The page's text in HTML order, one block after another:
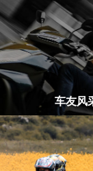
车友风